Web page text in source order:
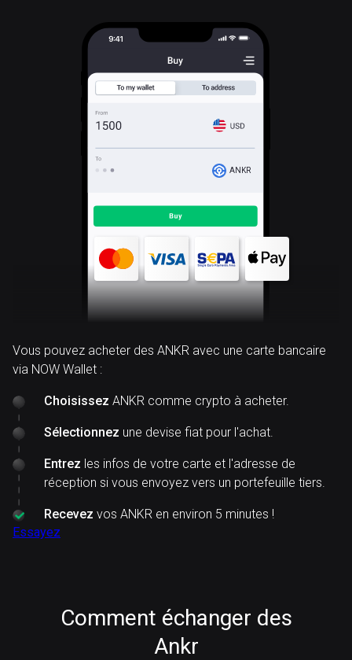
ANKR
Vous pouvez acheter des ANKR avec une carte bancaire
via NOW Wallet :
Choisissez ANKR comme crypto à acheter.
Sélectionnez une devise fiat pour l'achat.
Entrez les infos de votre carte et l'adresse de
réception si vous envoyez vers un portefeuille tiers.
Recevez vos ANKR en environ 5 minutes !
Essayez
Comment échanger des
Ankr